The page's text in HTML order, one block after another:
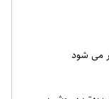
می شود